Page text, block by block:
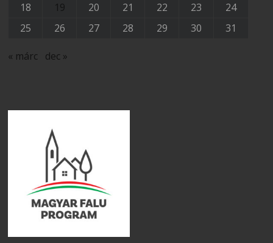
18
19 20 21 22 23
24
25
26 27 28 29 30 31
« márc dec »